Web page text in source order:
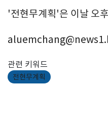
'전현무계획'은 이날 오
관련 키워드
전현무계획